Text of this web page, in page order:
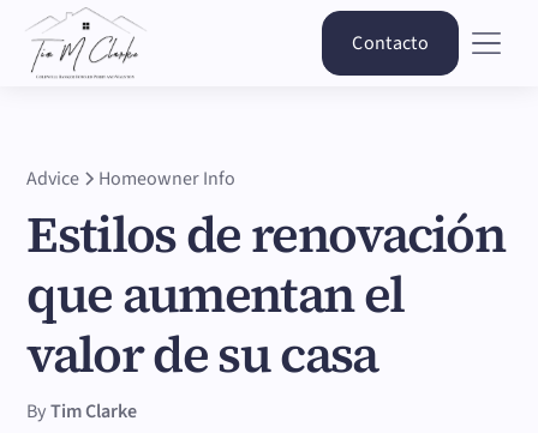
Contacto
Advice Homeowner Info
Estilos de renovación
que aumentan el
valor de su casa
ByTim Clarke